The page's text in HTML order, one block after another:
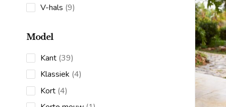
V-hals 99
Model
Kant 3939
products
Klassiek 44
Kort 44
products